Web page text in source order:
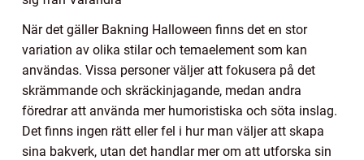
När det gäller Bakning Halloween finns det en stor
variation av olika stilar och temaelement som kan
användas. Vissa personer väljer att fokusera på det
skrämmande och skräckinjagande, medan andra
föredrar att använda mer humoristiska och söta inslag.
Det finns ingen rätt eller fel i hur man väljer att skapa
sina bakverk, utan det handlar mer om att utforska sin